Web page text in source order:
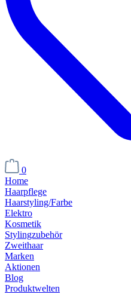
0
Home
Haarpflege
Haarstyling/Farbe
Elektro
Kosmetik
Stylingzubehör
Zweithaar
Marken
Aktionen
Blog
Produktwelten